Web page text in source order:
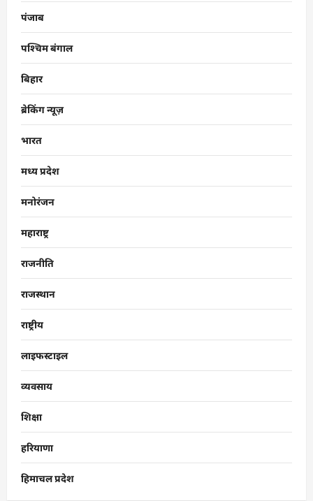
पंजाब
पश्चिम बंगाल
बिहार
ब्रेकिंग न्यूज़
भारत
मध्य प्रदेश
मनोरंजन
महाराष्ट्र
राजनीति
राजस्थान
राष्ट्रीय
लाइफस्टाइल
व्यवसाय
शिक्षा
हरियाणा
हिमाचल प्रदेश